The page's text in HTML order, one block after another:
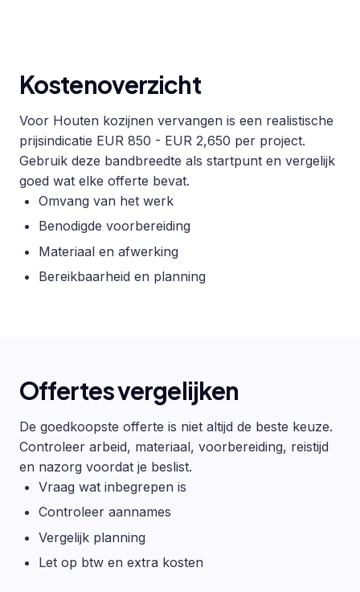
Kostenoverzicht
Voor Houten kozijnen vervangen is een realistische
prijsindicatie EUR 850 - EUR 2,650 per project.
Gebruik deze bandbreedte als startpunt en vergelijk
goed wat elke offerte bevat.
Omvang van het werk
Benodigde voorbereiding
Materiaal en afwerking
Bereikbaarheid en planning
Offertes vergelijken
De goedkoopste offerte is niet altijd de beste keuze.
Controleer arbeid, materiaal, voorbereiding, reistijd
en nazorg voordat je beslist.
Vraag wat inbegrepen is
Controleer aannames
Vergelijk planning
Let op btw en extra kosten